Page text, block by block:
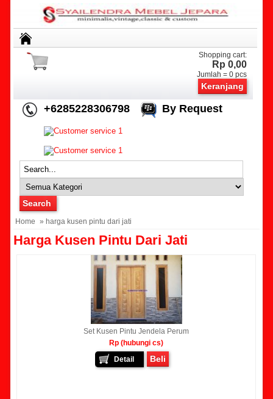
Shopping cart:
Rp 0,00
Jumlah =0 pcs
Keranjang
+6285228306798 By Request
Home » harga kusen pintu dari jati
Harga Kusen Pintu Dari Jati
Set Kusen Pintu Jendela Perum
Rp (hubungi cs)
Detail
Beli